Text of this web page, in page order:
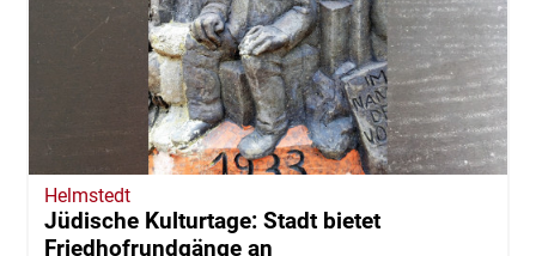
Helmstedt
Jüdische Kulturtage: Stadt bietet
Friedhofrundgänge an